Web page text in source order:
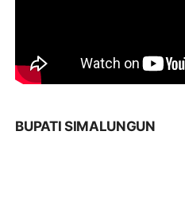
BUPATI SIMALUNGUN